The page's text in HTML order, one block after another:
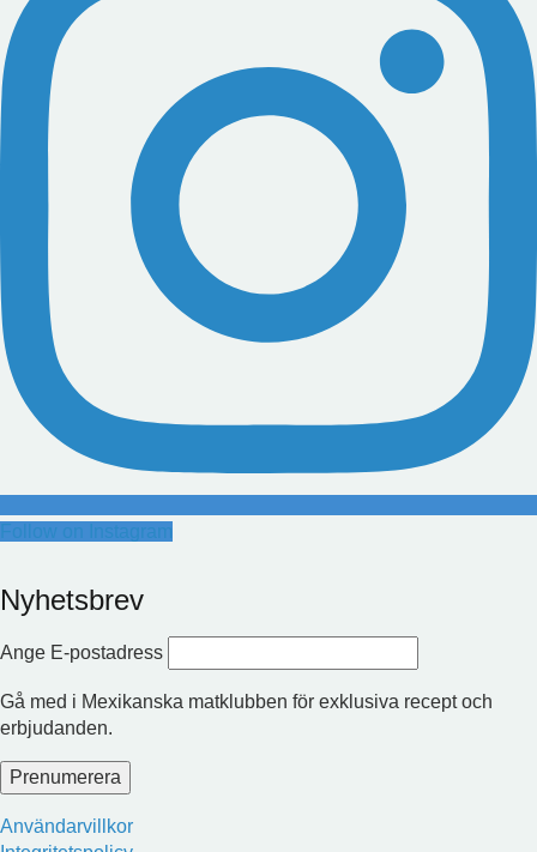
Nyhetsbrev
Ange E-postadress
Gå med i Mexikanska matklubben för exklusiva recept och
erbjudanden.
Användarvillkor